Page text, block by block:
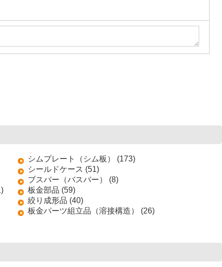
シムプレート（シム板） (173)
シールドケース (51)
ブスバー（バスバー） (8)
板金部品 (59)
絞り成形品 (40)
板金パーツ組立品（溶接構造） (26)